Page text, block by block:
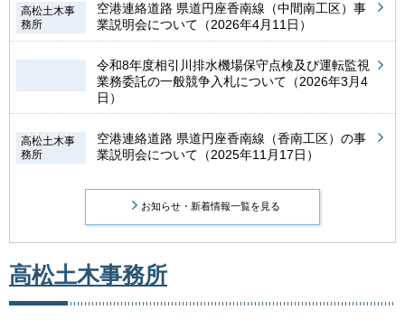
高松土木事
務所
空港連絡道路 県道円座香南線（中間南工区）事
業説明会について（2026年4月11日）
令和8年度相引川排水機場保守点検及び運転監視
業務委託の一般競争入札について（2026年3月4
日）
高松土木事
務所
空港連絡道路 県道円座香南線（香南工区）の事
業説明会について（2025年11月17日）
お知らせ・新着情報一覧を見る
高松土木事務所